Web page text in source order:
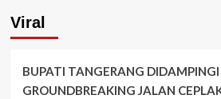
Viral
BUPATI TANGERANG
GROUNDBREAKING JALAN